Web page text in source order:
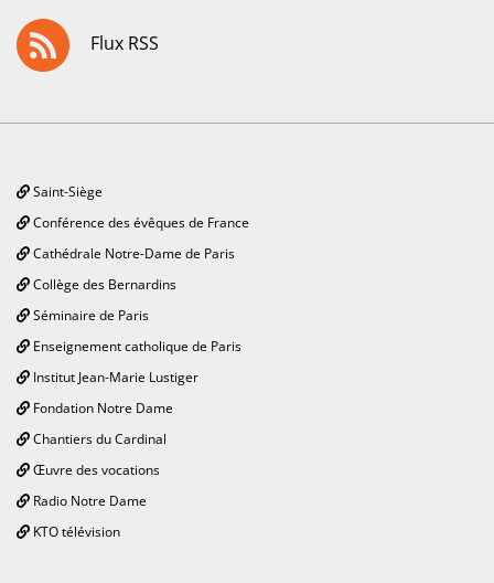
Flux RSS
Saint-Siège
Conférence des évêques de France
Cathédrale Notre-Dame de Paris
Collège des Bernardins
Séminaire de Paris
Enseignement catholique de Paris
Institut Jean-Marie Lustiger
Fondation Notre Dame
Chantiers du Cardinal
Œuvre des vocations
Radio Notre Dame
KTO télévision